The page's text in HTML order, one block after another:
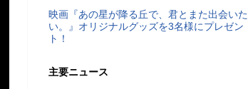
映画『あの星が降る丘で、君とまた出会いた
い。』オリジナルグッズを3名様にプレゼン
ト！
主要ニュース